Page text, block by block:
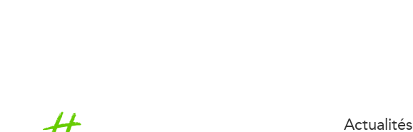
Accueil
Actualités